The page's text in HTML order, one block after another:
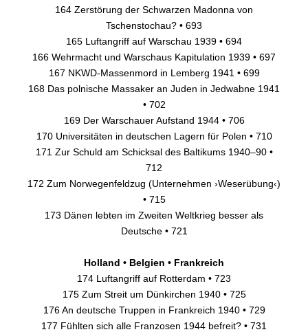
164 Zerstörung der Schwarzen Madonna von
Tschenstochau? • 693
165 Luftangriff auf Warschau 1939 • 694
166 Wehrmacht und Warschaus Kapitulation 1939 • 697
167 NKWD-Massenmord in Lemberg 1941 • 699
168 Das polnische Massaker an Juden in Jedwabne 1941
• 702
169 Der Warschauer Aufstand 1944 • 706
170 Universitäten in deutschen Lagern für Polen • 710
171 Zur Schuld am Schicksal des Baltikums 1940–90 •
712
172 Zum Norwegenfeldzug (Unternehmen ›Weserübung‹)
• 715
173 Dänen lebten im Zweiten Weltkrieg besser als
Deutsche • 721
Holland • Belgien • Frankreich
174 Luftangriff auf Rotterdam • 723
175 Zum Streit um Dünkirchen 1940 • 725
176 An deutsche Truppen in Frankreich 1940 • 729
177 Fühlten sich alle Franzosen 1944 befreit? • 731